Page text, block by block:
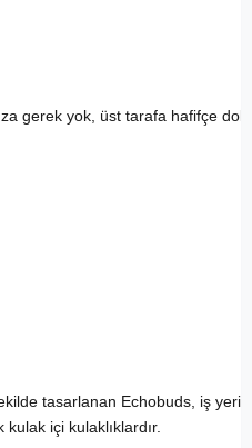
gerek yok, üst tarafa hafifçe
tasarlanan Echobuds, iş
içi kulaklıklardır.